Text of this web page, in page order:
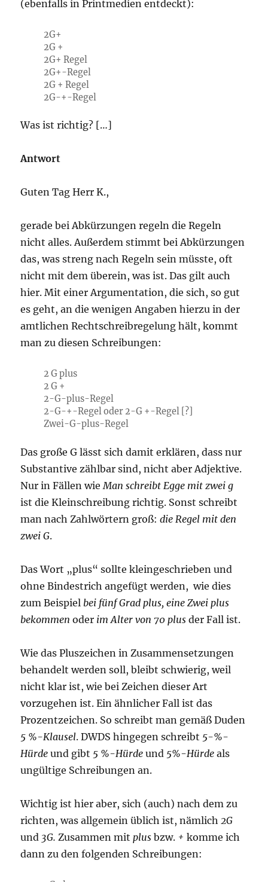
(ebenfalls in Printmedien entdeckt):
2G+
2G +
2G+ Regel
2G+-Regel
2G + Regel
2G-+-Regel
Was ist richtig? […]
Antwort
Guten Tag Herr K.,
gerade bei Abkürzungen regeln die Regeln
nicht alles. Außerdem stimmt bei Abkürzungen
das, was streng nach Regeln sein müsste, oft
nicht mit dem überein, was ist. Das gilt auch
hier. Mit einer Argumentation, die sich, so gut
es geht, an die wenigen Angaben hierzu in der
amtlichen Rechtschreibregelung hält, kommt
man zu diesen Schreibungen:
2 G plus
2 G +
2-G-plus-Regel
2-G-+-Regel oder 2-G +-Regel [?]
Zwei-G-plus-Regel
Das große G lässt sich damit erklären, dass nur
Substantive zählbar sind, nicht aber Adjektive.
Nur in Fällen wie Man schreibt Egge mit zwei g
ist die Kleinschreibung richtig. Sonst schreibt
man nach Zahlwörtern groß:die Regel mit den
zwei G.
Das Wort „plus“ sollte kleingeschrieben und
ohne Bindestrich angefügt werden, wie dies
zum Beispiel bei fünf Grad plus, eine Zwei plus
bekommen oder im Alter von 70 plus der Fall ist.
Wie das Pluszeichen in Zusammensetzungen
behandelt werden soll, bleibt schwierig, weil
nicht klar ist, wie bei Zeichen dieser Art
vorzugehen ist. Ein ähnlicher Fall ist das
Prozentzeichen. So schreibt man gemäß Duden
5 %-Klausel. DWDS hingegen schreibt 5-%-
Hürde und gibt 5 %-Hürde und 5%-Hürde als
ungültige Schreibungen an.
Wichtig ist hier aber, sich (auch) nach dem zu
richten, was allgemein üblich ist, nämlich 2G
und 3G. Zusammen mit plus bzw. + komme ich
dann zu den folgenden Schreibungen: